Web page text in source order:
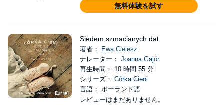
無料体験を試す
Siedem szmacianych dat
著者：
Ewa Cielesz
ナレーター： Joanna Gajór
再生時間： 10 時間 55 分
シリーズ： Córka Cieni
言語： ポーランド語
レビューはまだありません。